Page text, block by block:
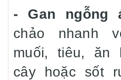
- Gan ngỗng
chảo nhanh
muối, tiêu, ăn
cây hoặc sốt